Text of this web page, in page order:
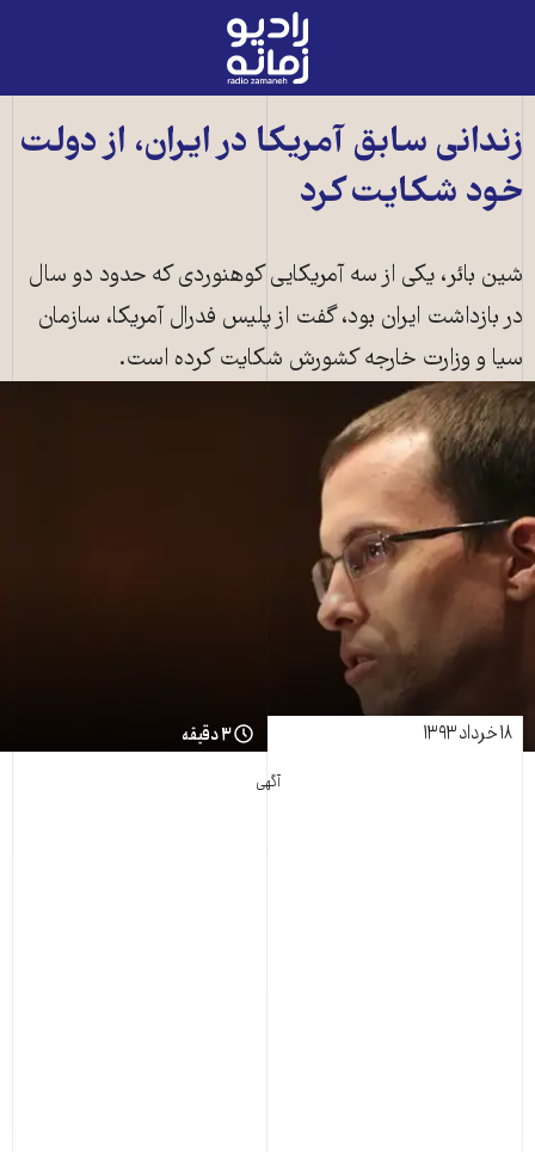
رادیو
زمانه
صفحه
اصلی
زندانی سابق آمریکا در ایران، از دولت
خود شکایت کرد
شين بائر، يکی از سه آمريکايی کوهنوردی که حدود دو سال
در بازداشت ايران بود، گفت از پلیس فدرال آمریکا، سازمان
سیا و وزارت خارجه کشورش شکايت کرده است.
۱۸ خرداد ۱۳۹۳ ۳ دقیقه
آگهی